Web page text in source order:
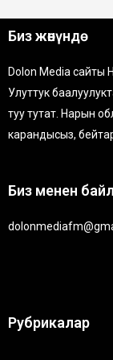
Биз жөнүндө
Dolon Media сайты
Улуттук
туу тутат. Нарын
карандысыз,
Биз менен
Рубрикалар